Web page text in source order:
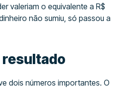
valeriam o equivalente a R$
não sumiu, só passou a
resultado
dois números importantes. O